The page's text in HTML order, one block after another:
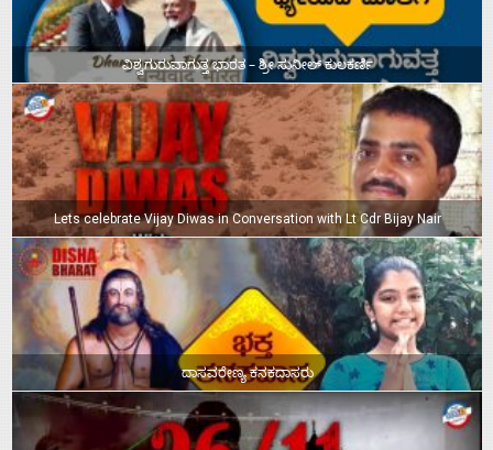
ವಿಶ್ವಗುರುವಾಗುತ್ತ ಭಾರತ – ಶ್ರೀ ಸುನೀಲ್‌ ಕುಲಕರ್ಣಿ
Lets celebrate Vijay Diwas in Conversation with Lt Cdr Bijay Nair
ದಾಸವರೇಣ್ಯ ಕನಕದಾಸರು